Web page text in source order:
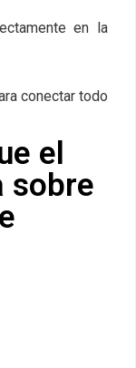
en la
conectar todo
el
sobre